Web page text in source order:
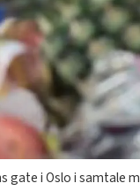
gate i Oslo i samtale